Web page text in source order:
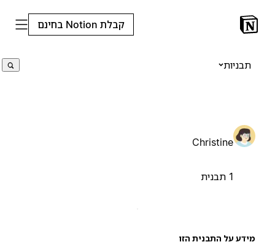
קבלת Notion בחינם
תבניות
Christine
על התבנית הזו